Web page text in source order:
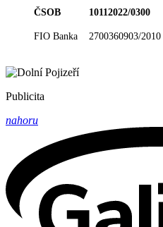
ČSOB 10112022/0300
FIO Banka 2700360903/2010
Publicita
nahoru